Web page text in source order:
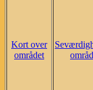
Kort over
området